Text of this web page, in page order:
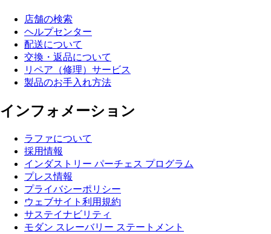
店舗の検索
ヘルプセンター
配送について
交換・返品について
リペア（修理）サービス
製品のお手入れ方法
インフォメーション
ラファについて
採用情報
インダストリー パーチェス プログラム
プレス情報
プライバシーポリシー
ウェブサイト利用規約
サステイナビリティ
モダン スレーバリー ステートメント